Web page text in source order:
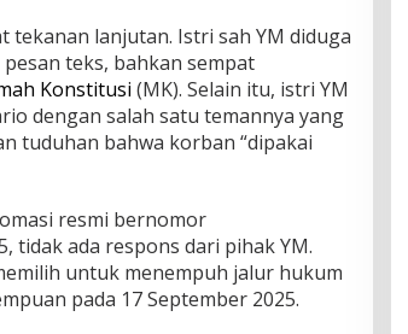
tekanan lanjutan. Istri sah YM diduga
teks, bahkan sempat
Konstitusi (MK). Selain itu, istri YM
dengan salah satu temannya yang
tuduhan bahwa korban “dipakai
resmi bernomor
tidak ada respons dari pihak YM.
untuk menempuh jalur hukum
pada 17 September 2025.